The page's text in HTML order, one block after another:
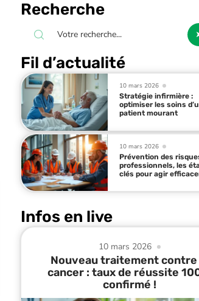
Recherche
Fil d’actualité
10 mars 2026
Stratégie infirmière :
optimiser les soins
patient mourant
10 mars 2026
Prévention des
professionnels, les
clés pour agir
Infos en live
10 mars 2026
Nouveau traitement contre
cancer : taux de réussite
confirmé !